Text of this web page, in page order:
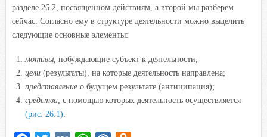
разделе 26.2, посвященном действиям, а второй мы разберем
сейчас. Согласно ему в структуре деятельности можно выделить
следующие основные элементы:
мотивы, побуждающие субъект к деятельности;
цели(результаты), на которые деятельность направлена;
представлениео будущем результате (антиципация);
средства, с помощью которых деятельность осуществляется
(рис. 26.1)